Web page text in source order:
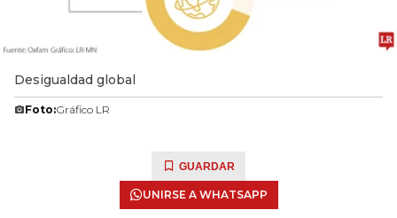
Desigualdad global
Foto:Gráfico LR
GUARDAR
UNIRSE A WHATSAPP